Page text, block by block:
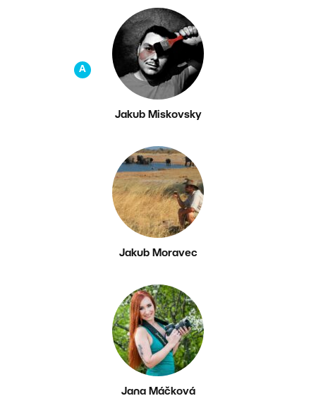
A
Jakub Miskovsky
Jakub Moravec
Jana Máčková